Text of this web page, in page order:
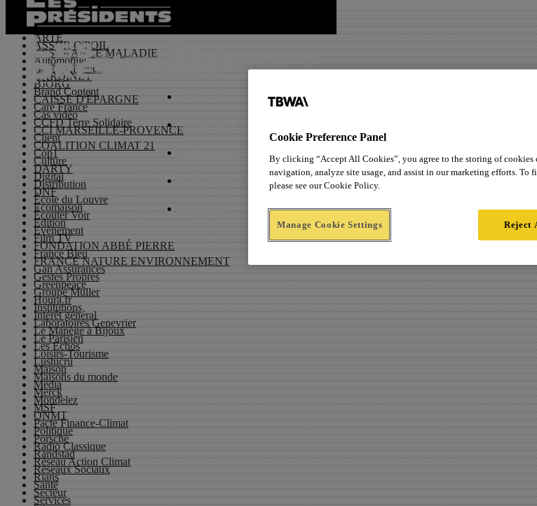
L’AGENCE
CRÉATIONS
REMANIEMENT
CONTACT
ADEME
Affichage-Presse
Alimentaire
AlUla
ARTE
ASSUR O'POIL
ASSURANCE MALADIE
Automobile
Bande annonce
BARDINET
BJORG
Brand Content
CAISSE D'ÉPARGNE
Care France
Cas vidéo
CCFD Terre Solidaire
CCI MARSEILLE-PROVENCE
Client
COALITION CLIMAT 21
Cop1
Culture
DARTY
Digital
Distribution
DNF
École du Louvre
Ecomaison
Écouter Voir
Edition
Evènement
Film TV
FONDATION ABBÉ PIERRE
France Bleu
FRANCE NATURE ENVIRONNEMENT
Gan Assurances
Gestes Propres
Greenpeace
Groupe Muller
Houra.fr
Institutions
Intérêt général
Laboratoires Genevrier
Le Manège à Bijoux
Le Parisien
Les Echos
Loisirs-Tourisme
Lustucru
Maison
Maisons du monde
Media
Merck
Mondelez
MSF
ONMT
Pacte Finance-Climat
Politique
Porsche
Radio Classique
Randstad
Réseau Action Climat
Réseaux Sociaux
Rians
Santé
Secteur
Services
Cookie Preference Panel
By clicking “Accept All Cookies”, you agree to the storing of cookies
navigation, analyze site usage, and assist in our marketing efforts. To
please see our Cookie Policy.
Reject
Manage Cookie Settings